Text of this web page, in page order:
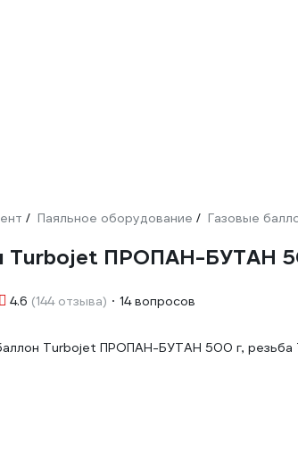
/ Паяльное оборудование / Газовые
Turbojet ПРОПАН-БУТАН
4.6 (144 отзыва) 14 вопросов